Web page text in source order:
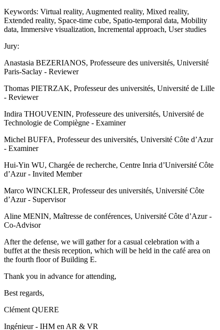
Keywords: Virtual reality, Augmented reality, Mixed reality,
Extended reality, Space-time cube, Spatio-temporal data, Mobility
data, Immersive visualization, Incremental approach, User studies
Jury:
Anastasia BEZERIANOS, Professeure des universités, Université
Paris-Saclay - Reviewer
Thomas PIETRZAK, Professeur des universités, Université de Lille
- Reviewer
Indira THOUVENIN, Professeure des universités, Université de
Technologie de Compiègne - Examiner
Michel BUFFA, Professeur des universités, Université Côte d’Azur
- Examiner
Hui-Yin WU, Chargée de recherche, Centre Inria d’Université Côte
d’Azur - Invited Member
Marco WINCKLER, Professeur des universités, Université Côte
d’Azur - Supervisor
Aline MENIN, Maîtresse de conférences, Université Côte d’Azur -
Co-Advisor
After the defense, we will gather for a casual celebration with a
buffet at the thesis reception, which will be held in the café area on
the fourth floor of Building E.
Thank you in advance for attending,
Best regards,
Clément QUERE
Ingénieur - IHM en AR & VR